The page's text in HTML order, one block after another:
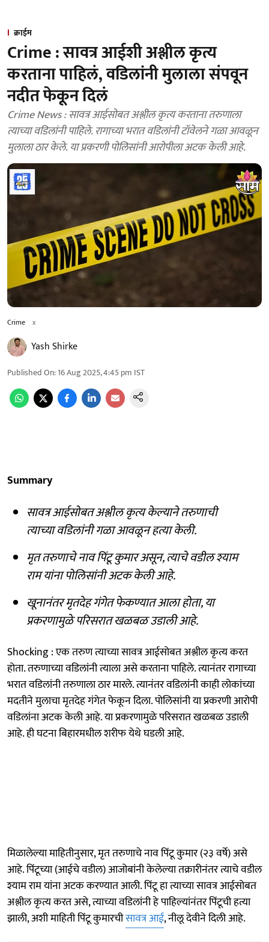
क्राईम
Crime : सावत्र आईशी अश्लील कृत्य
करताना पाहिलं, वडिलांनी मुलाला संपवून
नदीत फेकून दिलं
Crime News : सावत्र आईसोबत अश्लील कृत्य करताना तरुणाला
त्याच्या वडिलांनी पाहिले. रागाच्या भरात वडिलांनी टॉवेलने गळा आवळून
मुलाला ठार केले. या प्रकरणी पोलिसांनी आरोपीला अटक केली आहे.
Crime x
Yash Shirke
Published On:16 Aug 2025, 4:45 pm IST
Summary
सावत्र आईसोबत अश्लील कृत्य केल्याने तरुणाची
त्याच्या वडिलांनी गळा आवळून हत्या केली.
मृत तरुणाचे नाव पिंटू कुमार असून, त्याचे वडील श्याम
राम यांना पोलिसांनी अटक केली आहे.
खूनानंतर मृतदेह गंगेत फेकण्यात आला होता, या
प्रकरणामुळे परिसरात खळबळ उडाली आहे.
Shocking : एक तरुण त्याच्या सावत्र आईसोबत अश्लील कृत्य करत
होता. तरुणाच्या वडिलांनी त्याला असे करताना पाहिले. त्यानंतर रागाच्या
भरात वडिलांनी तरुणाला ठार मारले. त्यानंतर वडिलांनी काही लोकांच्या
मदतीने मुलाचा मृतदेह गंगेत फेकून दिला. पोलिसांनी या प्रकरणी आरोपी
वडिलांना अटक केली आहे. या प्रकरणामुळे परिसरात खळबळ उडाली
आहे. ही घटना बिहारमधील शरीफ येथे घडली आहे.
मिळालेल्या माहितीनुसार, मृत तरुणाचे नाव पिंटू कुमार (२३ वर्षे) असे
आहे. पिंटूच्या (आईचे वडील) आजोबांनी केलेल्या तक्रारीनंतर त्याचे वडील
श्याम राम यांना अटक करण्यात आली. पिंटू हा त्याच्या सावत्र आईसोबत
अश्लील कृत्य करत असे, त्याच्या वडिलांनी हे पाहिल्यांनंतर पिंटूची हत्या
झाली, अशी माहिती पिंटू कुमारचीसावत्र आई, नीलू देवीने दिली आहे.